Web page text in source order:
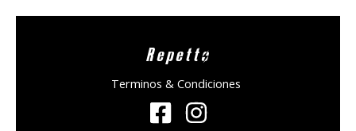
Repetto
Terminos & Condiciones